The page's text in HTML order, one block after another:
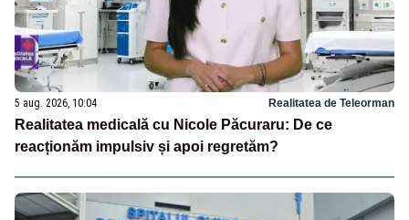
5 aug. 2026, 10:04 Realitatea de Teleorman
Realitatea medicală cu Nicole Păcuraru: De ce
reacționăm impulsiv și apoi regretăm?